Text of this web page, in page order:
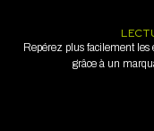
Repérez plus facilement les
grâce à un